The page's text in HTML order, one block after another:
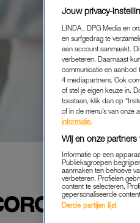
Jouw privacy-
LINDA., DPG Media en
en surfgedrag te
een account aanmaakt.
verbeteren. Daarnaast
communicatie en aanbod
4 mediapartners. Ook
of stel je eigen keuze in.
toestaan, klik dan op
of in de menu’s van onze
informatie.
Wij en onze
Informatie op een
Publieksgroepen
aanmaken ten behoeve
verbeteren. Profielen
content te selecteren.
gepersonaliseerde
Derde partijen lijst